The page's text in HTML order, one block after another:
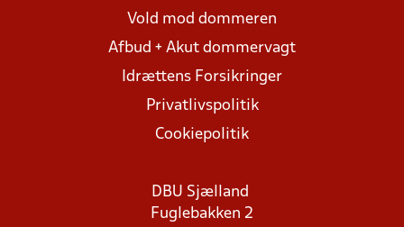
Vold mod dommeren
Afbud + Akut dommervagt
Idrættens Forsikringer
Privatlivspolitik
Cookiepolitik
DBU Sjælland
Fuglebakken 2